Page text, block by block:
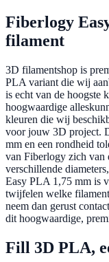
Fiberlogy
filament
3D filamentshop is
PLA variant die wij
is echt van de hoogste
hoogwaardige
kleuren die wij
voor jouw 3D project.
mm en een rondheid
van Fiberlogy zich van
verschillende
Easy PLA 1,75 mm is
twijfelen welke
neem dan gerust
dit hoogwaardige,
Fill 3D PLA,